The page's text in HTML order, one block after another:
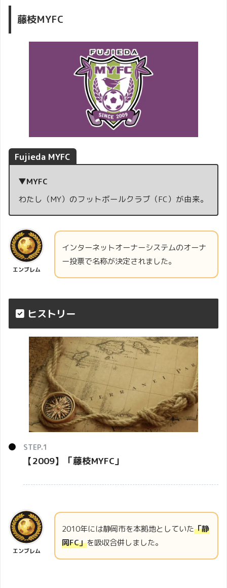
藤枝MYFC
Fujieda MYFC
▼MYFC
わたし（MY）のフットボールクラブ（FC）が由来。
エンブレム
インターネットオーナーシステムのオーナ
ー投票で名称が決定されました。
ヒストリー
【2009】「藤枝MYFC 」
エンブレム
2010年には静岡市を本拠地としていた「静
岡FC」を吸収合併しました。